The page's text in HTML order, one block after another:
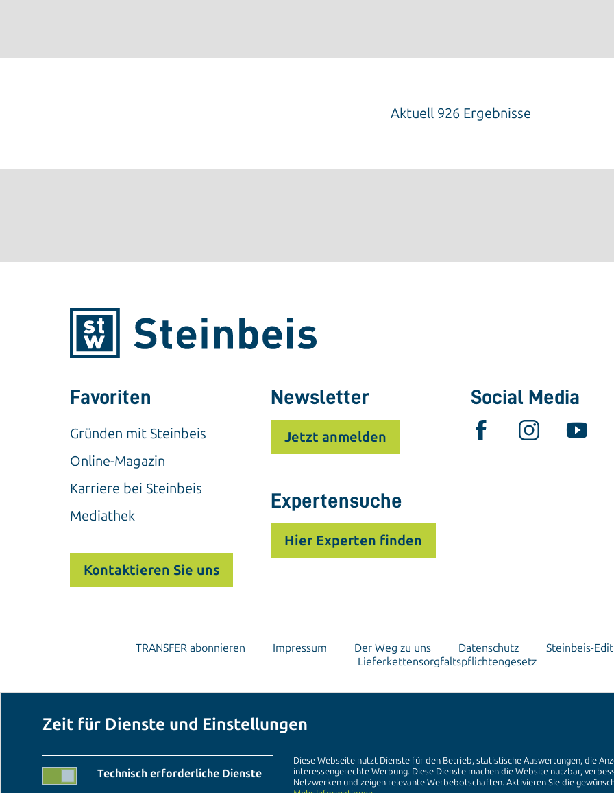
Aktuell 926 Ergebnisse
Favoriten
Gründen mit Steinbeis
Online-Magazin
Karriere bei Steinbeis
Mediathek
Kontaktieren Sie uns
Newsletter
Jetzt anmelden
Expertensuche
Hier Experten finden
Social Media
TRANSFER abonnieren Impressum Der Weg zu uns Datenschutz Steinbeis-
Lieferkettensorgfaltspflichtengesetz